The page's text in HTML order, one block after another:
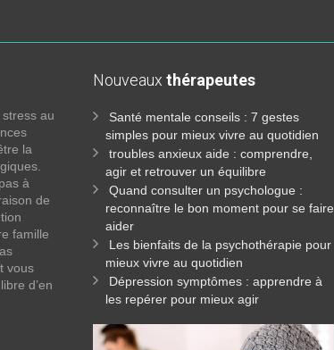
au
la
à
de
famille
vous
d’en
Nouveaux thérapeutes
Santé mentale conseils : 7 gestes
simples pour mieux vivre au quotidien
troubles anxieux aide : comprendre,
agir et retrouver un équilibre
Quand consulter un psychologue :
reconnaître le bon moment pour se faire
aider
Les bienfaits de la psychothérapie pour
mieux vivre au quotidien
Dépression symptômes : apprendre à
les repérer pour mieux agir